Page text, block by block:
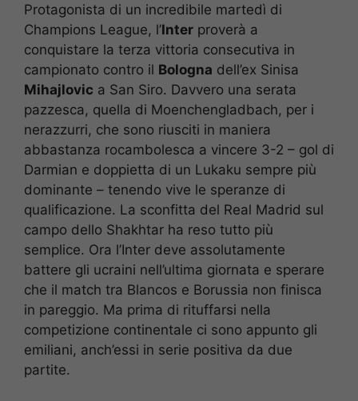
Protagonista di un incredibile martedì di
Champions League, l’Inter proverà a
conquistare la terza vittoria consecutiva in
campionato contro il Bologna dell’ex Sinisa
Mihajlovic a San Siro. Davvero una serata
pazzesca, quella di Moenchengladbach, per i
nerazzurri, che sono riusciti in maniera
abbastanza rocambolesca a vincere 3-2 – gol di
Darmian e doppietta di un Lukaku sempre più
dominante – tenendo vive le speranze di
qualificazione. La sconfitta del Real Madrid sul
campo dello Shakhtar ha reso tutto più
semplice. Ora l’Inter deve assolutamente
battere gli ucraini nell’ultima giornata e sperare
che il match tra Blancos e Borussia non finisca
in pareggio. Ma prima di rituffarsi nella
competizione continentale ci sono appunto gli
emiliani, anch’essi in serie positiva da due
partite.